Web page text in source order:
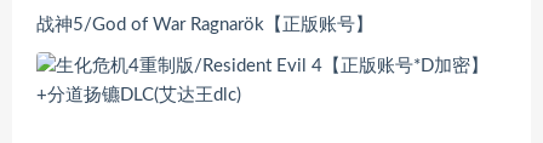
战神5/God of War Ragnarök【正版账号】